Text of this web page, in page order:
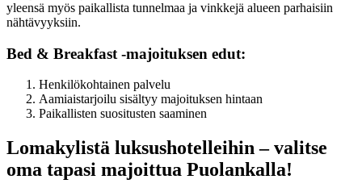
yleensä myös paikallista tunnelmaa ja vinkkejä alueen parhaisiin
nähtävyyksiin.
Bed & Breakfast -majoituksen edut:
Henkilökohtainen palvelu
Aamiaistarjoilu sisältyy majoituksen hintaan
Paikallisten suositusten saaminen
Lomakylistä luksushotelleihin – valitse
oma tapasi majoittua Puolankalla!